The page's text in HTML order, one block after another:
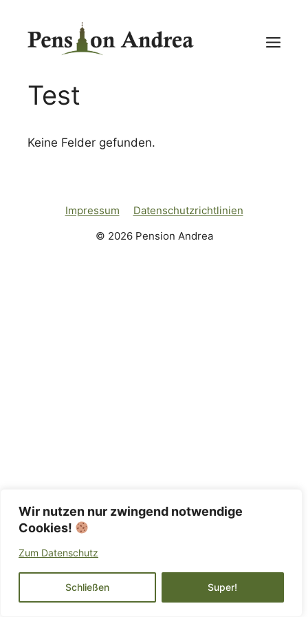
Wir nutzen nur zwingend notwendige
Cookies!
Zum Datenschutz
Schließen Super!
springen
Test
Keine Felder gefunden.
Impressum
Datenschutzrichtlinien
© 2026 Pension Andrea